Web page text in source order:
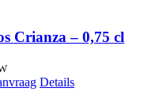
Crianza – 0,75 cl
Details